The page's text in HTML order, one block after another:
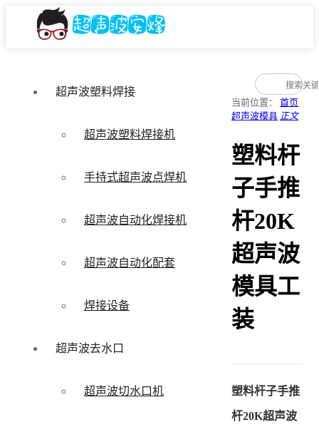
超声波塑料焊接
超声波塑料焊接机
手持式超声波点焊机
超声波自动化焊接机
超声波自动化配套
焊接设备
超声波去水口
超声波切水口机
当前位置： 首页
超声波模具 正文
塑料杆
子手推
杆20K
超声波
模具工
装
塑料杆子手推
杆20K超声波